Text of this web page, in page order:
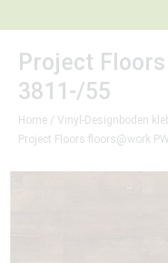
Project
3811-/55
Home / Vinyl-Designboden
Project Floors floors@work